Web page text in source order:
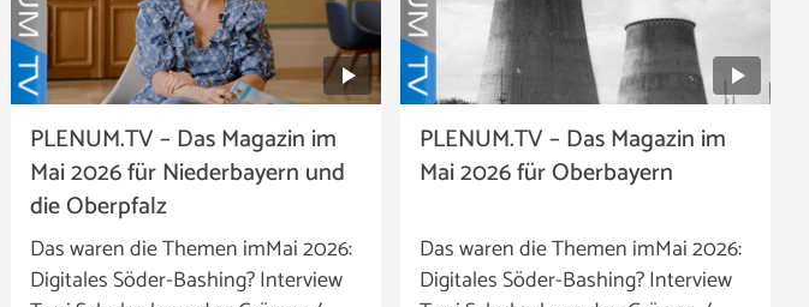
PLENUM.TV – Das Magazin im
Mai 2026 für Niederbayern und
die Oberpfalz
Das waren die Themen imMai 2026:
Digitales Söder-Bashing? Interview
PLENUM.TV – Das Magazin im
Mai 2026 für Oberbayern
Das waren die Themen imMai 2026:
Digitales Söder-Bashing? Interview